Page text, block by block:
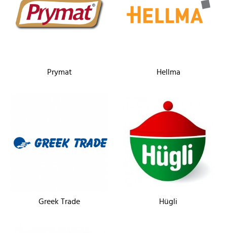
Prymat Hellma
Greek Trade Hügli